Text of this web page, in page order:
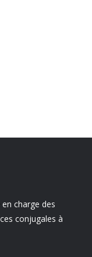
charge des
conjugales à